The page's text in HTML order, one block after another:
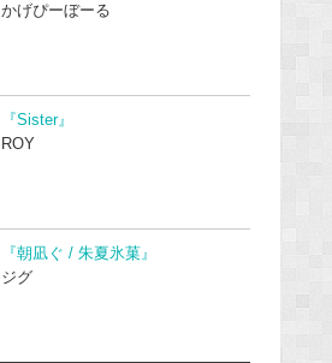
かげぴーぼーる
『Sister』
ROY
『朝凪ぐ / 朱夏氷菓』
ジグ